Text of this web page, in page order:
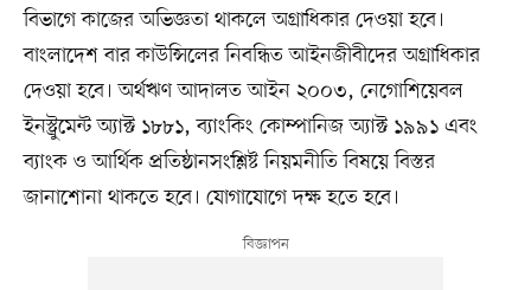
বিভাগে কাজের অভিজ্ঞতা থাকলে অগ্রাধিকার দেওয়া হবে।
বাংলাদেশ বার কাউন্সিলের নিবন্ধিত আইনজীবীদের অগ্রাধিকার
দেওয়া হবে। অর্থঋণ আদালত আইন ২০০৩, নেগোশিয়েবল
ইনস্ট্রুমেন্ট অ্যাক্ট ১৮৮১, ব্যাংকিং কোম্পানিজ অ্যাক্ট ১৯৯১ এবং
ব্যাংক ও আর্থিক প্রতিষ্ঠানসংশ্লিষ্ট নিয়মনীতি বিষয়ে বিস্তর
জানাশোনা থাকতে হবে। যোগাযোগে দক্ষ হতে হবে।